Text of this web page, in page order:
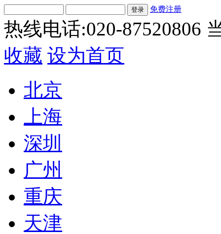
免费注册
热线电话:020-87520806
收藏 设为首页
北京
上海
深圳
广州
重庆
天津